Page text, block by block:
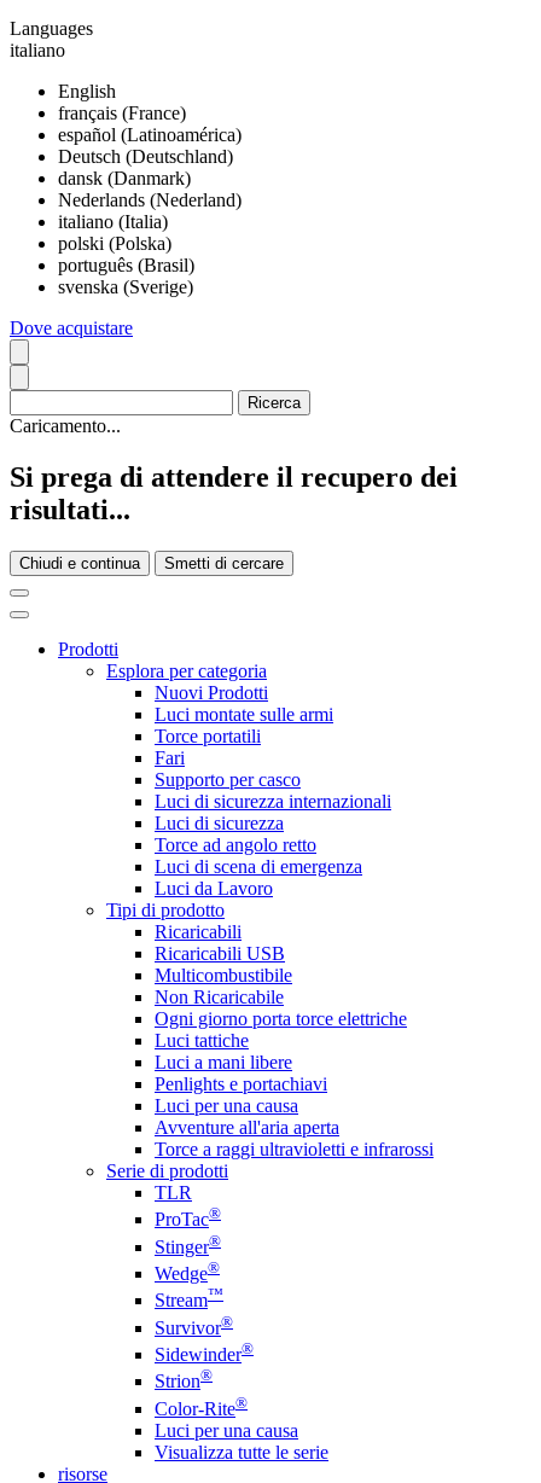
Languages
italiano
English
français (France)
español (Latinoamérica)
Deutsch (Deutschland)
dansk (Danmark)
Nederlands (Nederland)
italiano (Italia)
polski (Polska)
português (Brasil)
svenska (Sverige)
Dove acquistare
Caricamento...
Si prega di attendere il recupero dei
risultati...
Chiudi e continua Smetti di cercare
Prodotti
Esplora per categoria
Nuovi Prodotti
Luci montate sulle armi
Torce portatili
Fari
Supporto per casco
Luci di sicurezza internazionali
Luci di sicurezza
Torce ad angolo retto
Luci di scena di emergenza
Luci da Lavoro
Tipi di prodotto
Ricaricabili
Ricaricabili USB
Multicombustibile
Non Ricaricabile
Ogni giorno porta torce elettriche
Luci tattiche
Luci a mani libere
Penlights e portachiavi
Luci per una causa
Avventure all'aria aperta
Torce a raggi ultravioletti e infrarossi
Serie di prodotti
TLR
ProTac®
Stinger®
Wedge®
Stream™
Survivor®
Sidewinder®
Strion®
Color-Rite®
Luci per una causa
Visualizza tutte le serie
risorse